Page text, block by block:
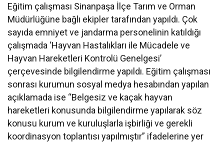
Eğitim çalışması Sinanpaşa İlçe Tarım ve Orman
Müdürlüğüne bağlı ekipler tarafından yapıldı. Çok
sayıda emniyet ve jandarma personelinin katıldığı
çalışmada ‘Hayvan Hastalıkları ile Mücadele ve
Hayvan Hareketleri Kontrolü Genelgesi’
çerçevesinde bilgilendirme yapıldı. Eğitim çalışması
sonrası kurumun sosyal medya hesabından yapılan
açıklamada ise “Belgesiz ve kaçak hayvan
hareketleri konusunda bilgilendirme yapılarak söz
konusu kurum ve kuruluşlarla işbirliği ve gerekli
koordinasyon toplantısı yapılmıştır” ifadelerine yer